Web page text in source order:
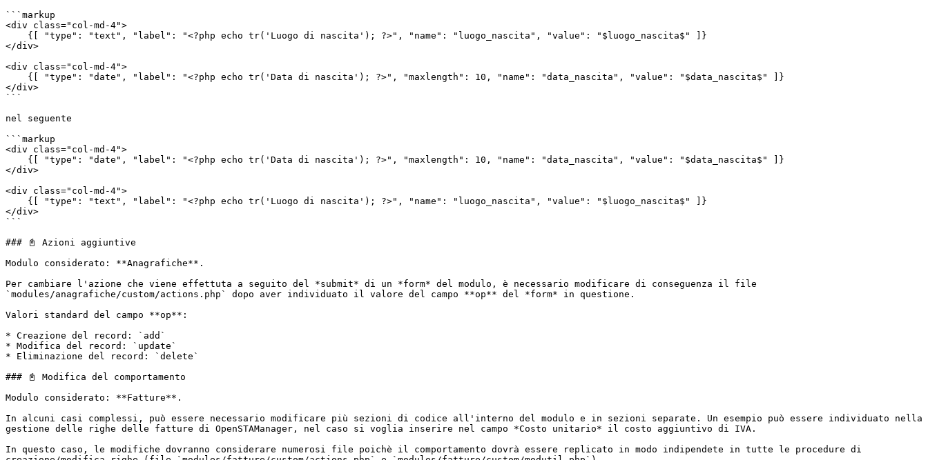
```markup
<div class="col-md-4">
</div>
<div class="col-md-4">
</div>
```
nel seguente
```markup
<div class="col-md-4">
</div>
<div class="col-md-4">
</div>
```
### 📓 Azioni aggiuntive
Modulo considerato: **Anagrafiche**.
Per cambiare l'azione che viene effettuta a seguito del *submit* di un *form* del modulo, è necessario modificare di conseguenza il file
`modules/anagrafiche/custom/actions.php` dopo aver individuato il valore del campo **op** del *form* in questione.
Valori standard del campo **op**:
* Creazione del record: `add`
* Modifica del record: `update`
* Eliminazione del record: `delete`
### 📓 Modifica del comportamento
Modulo considerato: **Fatture**.
In alcuni casi complessi, può essere necessario modificare più sezioni di codice all'interno del modulo e in sezioni separate. Un esempio può essere individuato nella
gestione delle righe delle fatture di OpenSTAManager, nel caso si voglia inserire nel campo *Costo unitario* il costo aggiuntivo di IVA.
In questo caso, le modifiche dovranno considerare numerosi file poichè il comportamento dovrà essere replicato in modo indipendete in tutte le procedure di